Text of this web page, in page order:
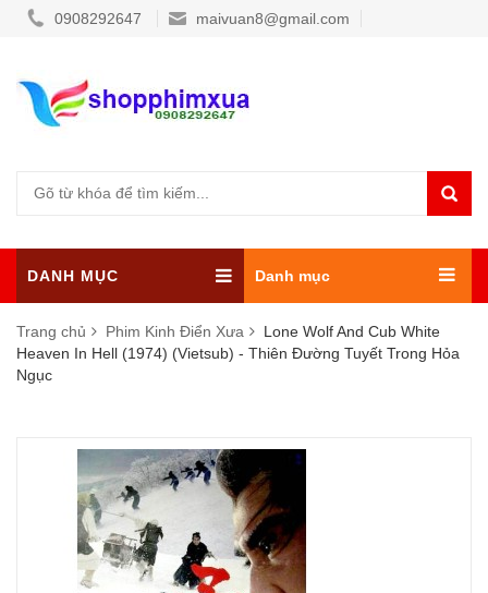
0908292647 maivuan8@gmail.com
DANH MỤC Danh mục
Trang chủ Phim Kinh Điển Xưa
Lone Wolf And Cub White
Heaven In Hell (1974) (Vietsub) - Thiên Đường Tuyết Trong Hỏa
Ngục